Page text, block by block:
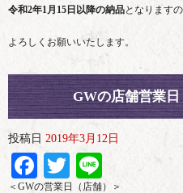
令和2年1月15日以降の納品となります
よろしくお願いいたします。
GWの店舗営業
投稿日 2019年3月12日
Facebook
Twitter
＜GWの営業日（店舗）＞